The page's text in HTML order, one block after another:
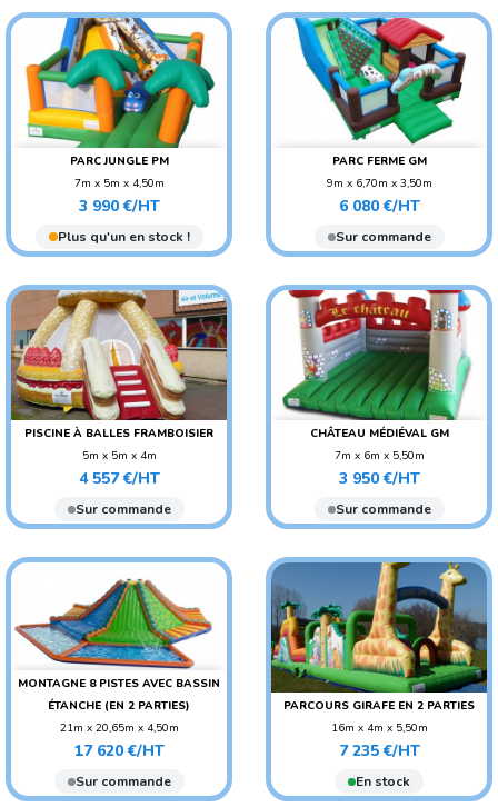
PARC JUNGLE PM
7m x 5m x 4,50m
POIDS : 200 KG
AGE CONSEILLÉ : ENFANT
Prix
3 990 €/HT
Plus qu'un en stock !
PARC FERME GM
9m x 6,70m x 3,50m
POIDS : 300 KG
AGE CONSEILLÉ : ENFANT
Prix
6 080 €/HT
Sur commande
PISCINE À BALLES FRAMBOISIER
5m x 5m x 4m
POIDS : 180 KG
AGE CONSEILLÉ : ENFANT
Prix
4 557 €/HT
Sur commande
CHÂTEAU MÉDIÉVAL GM
7m x 6m x 5,50m
POIDS : 190 KG
AGE CONSEILLÉ : ENFANT
Prix
3 950 €/HT
Sur commande
MONTAGNE 8 PISTES AVEC BASSIN
ÉTANCHE (EN 2 PARTIES)
21m x 20,65m x 4,50m
POIDS : 1100 KG
AGE CONSEILLÉ : ENFANT
Prix
17 620 €/HT
Sur commande
PARCOURS GIRAFE EN 2 PARTIES
16m x 4m x 5,50m
POIDS : 400 KG
AGE CONSEILLÉ : ENFANT
AGE CONSEILLÉ :
Prix
7 235 €/HT
En stock